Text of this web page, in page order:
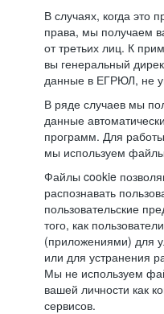
В случаях, когда это
права, мы получаем
от третьих лиц. К
вы генеральный
данные в ЕГРЮЛ, не
В ряде случаев мы
данные
программ. Для
мы используем
Файлы cookie
распознавать
пользовательские
того, как
(приложениями) для
или для устранения
Мы не используем
вашей личности как
сервисов.